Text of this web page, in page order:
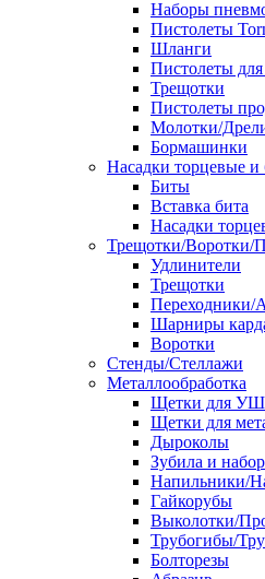
Наборы
Пистолеты
Шланги
Пистолеты
Трещотки
Пистолеты
Молотки/
Бормашинки
Насадки торцевые и
Биты
Вставка бита
Насадки
Трещотки/Воротки/
Удлинители
Трещотки
Переходники/
Шарниры
Воротки
Стенды/Стеллажи
Металлообработка
Щетки для
Щетки для
Дыроколы
Зубила и
Напильники/
Гайкорубы
Выколотки/
Трубогибы/
Болторезы